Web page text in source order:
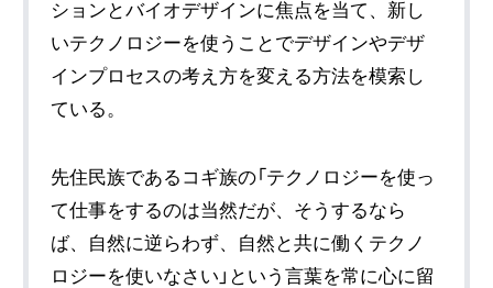
ションとバイオデザインに焦点を当て、新し
いテクノロジーを使うことでデザインやデザ
インプロセスの考え方を変える方法を模索し
ている。
先住民族であるコギ族の「テクノロジーを使っ
て仕事をするのは当然だが、そうするなら
ば、自然に逆らわず、自然と共に働くテクノ
ロジーを使いなさい」という言葉を常に心に留